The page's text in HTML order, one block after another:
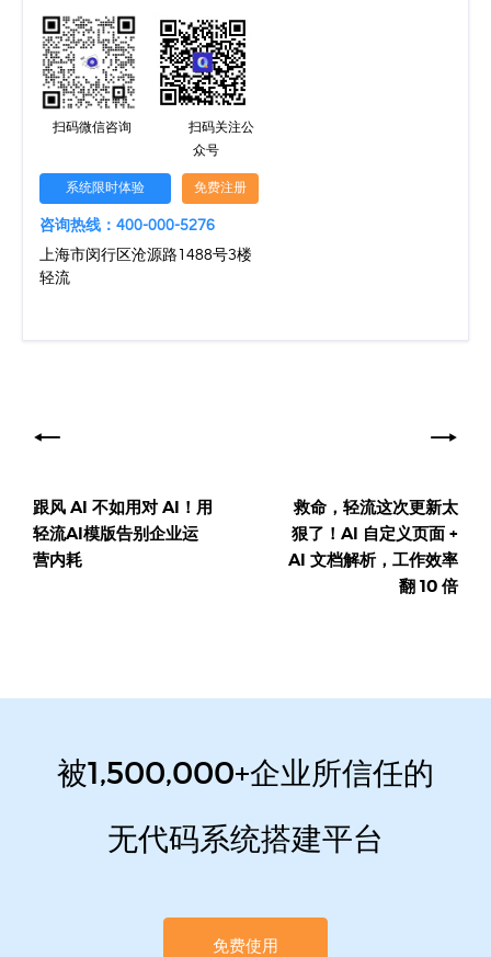
扫码微信咨询
扫码关注公
众号
系统限时体验 免费注册
咨询热线：400-000-5276
上海市闵行区沧源路1488号3楼
轻流
章
导
航跟风 AI 不如用对 AI！用
轻流AI模版告别企业运
营内耗
救命，轻流这次更新太
狠了！AI 自定义页面 +
AI 文档解析，工作效率
翻 10 倍
被1,500,000+企业所信任的
无代码系统搭建平台
免费使用